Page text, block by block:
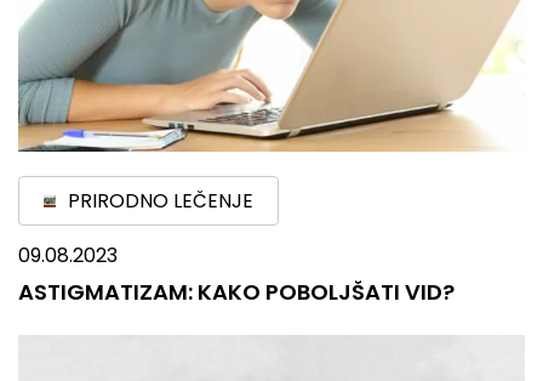
PRIRODNO LEČENJE
09.08.2023
ASTIGMATIZAM: KAKO POBOLJŠATI VID?